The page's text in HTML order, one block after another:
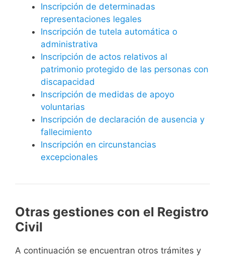
Inscripción de determinadas
representaciones legales
Inscripción de tutela automática o
administrativa
Inscripción de actos relativos al
patrimonio protegido de las personas con
discapacidad
Inscripción de medidas de apoyo
voluntarias
Inscripción de declaración de ausencia y
fallecimiento
Inscripción en circunstancias
excepcionales
Otras gestiones con el Registro
Civil
A continuación se encuentran otros trámites y